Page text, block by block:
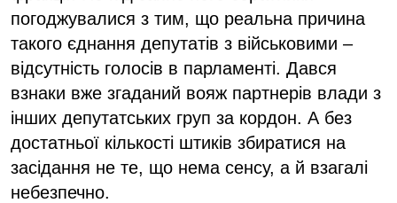
погоджувалися з тим, що реальна причина
такого єднання депутатів з військовими –
відсутність голосів в парламенті. Дався
взнаки вже згаданий вояж партнерів влади з
інших депутатських груп за кордон. А без
достатньої кількості штиків збиратися на
засідання не те, що нема сенсу, а й взагалі
небезпечно.